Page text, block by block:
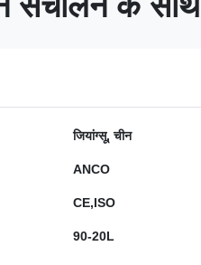
जियांग्सू, चीन
ANCO
CE,ISO
90-20L